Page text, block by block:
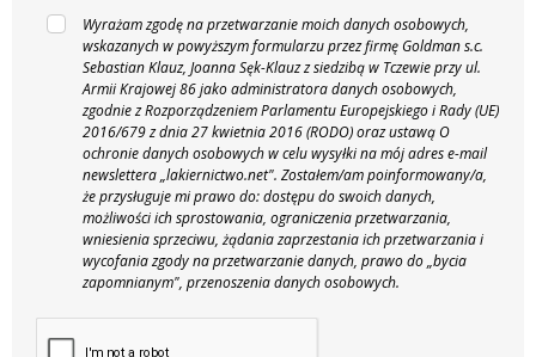
Wyrażam zgodę na przetwarzanie moich danych osobowych,
wskazanych w powyższym formularzu przez firmę Goldman s.c.
Sebastian Klauz, Joanna Sęk-Klauz z siedzibą w Tczewie przy ul.
Armii Krajowej 86 jako administratora danych osobowych,
zgodnie z Rozporządzeniem Parlamentu Europejskiego i Rady (UE)
2016/679 z dnia 27 kwietnia 2016 (RODO) oraz ustawą O
ochronie danych osobowych w celu wysyłki na mój adres e-mail
newslettera „lakiernictwo.net". Zostałem/am poinformowany/a,
że przysługuje mi prawo do: dostępu do swoich danych,
możliwości ich sprostowania, ograniczenia przetwarzania,
wniesienia sprzeciwu, żądania zaprzestania ich przetwarzania i
wycofania zgody na przetwarzanie danych, prawo do „bycia
zapomnianym", przenoszenia danych osobowych.